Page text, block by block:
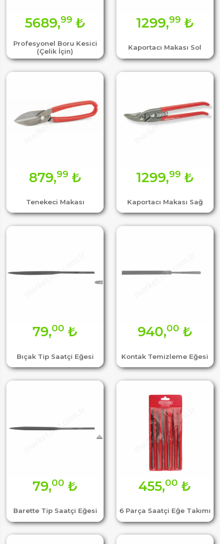
Profesyonel Boru Kesici
(Çelik İçin)
5689,99₺
Kaportacı Makası Sol
1299,99₺
Tenekeci Makası
879,99₺
Kaportacı Makası Sağ
1299,99₺
Bıçak Tip Saatçi Eğesi
79,00 ₺
Kontak Temizleme Eğesi
940,00 ₺
Barette Tip Saatçi Eğesi
79,00 ₺
6 Parça Saatçi Eğe Takımı
455,00 ₺